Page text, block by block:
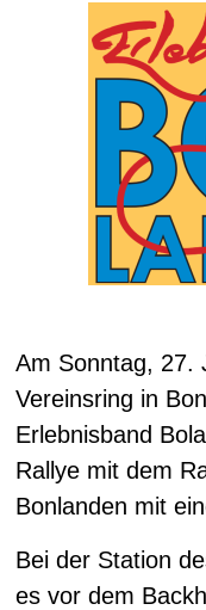
Am Sonntag, 27.
Vereinsring in
Erlebnisband
Rallye mit dem
Bonlanden mit
Bei der Station
es vor dem